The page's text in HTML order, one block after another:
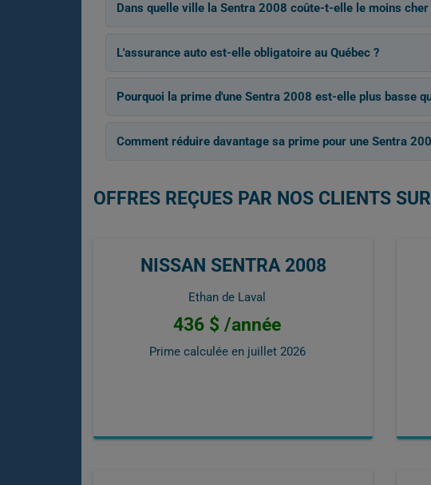
Dans quelle ville la Sentra 2008 coûte-t-elle le moins cher
L'assurance auto est-elle obligatoire au Québec ?
Pourquoi la prime d'une Sentra 2008 est-elle plus basse
Comment réduire davantage sa prime pour une Sentra
OFFRES REÇUES PAR NOS CLIENTS
NISSAN SENTRA 2008
Ethan de Laval
436 $ /année
Prime calculée en juillet 2026